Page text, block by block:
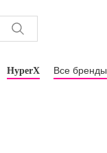
HyperX Все бренды